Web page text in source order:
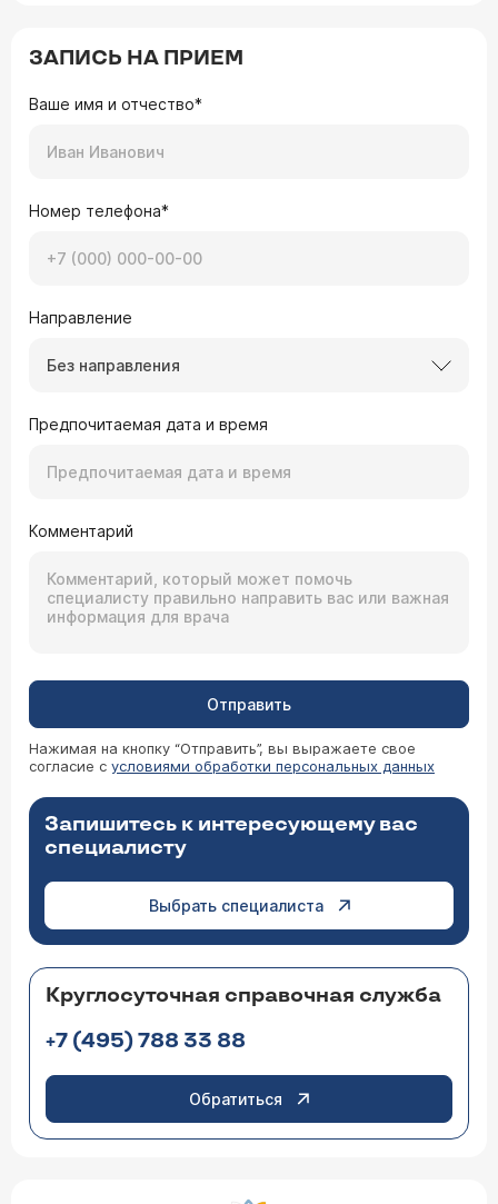
ЗАПИСЬ НА ПРИЕМ
Ваше имя и отчество*
Номер телефона*
Направление
Без направления
Предпочитаемая дата и время
Комментарий
Отправить
Нажимая на кнопку “Отправить”, вы выражаете свое
согласие с условиями обработки персональных данных
Запишитесь к интересующему вас
специалисту
Выбрать специалиста
Круглосуточная справочная служба
+7 (495) 788 33 88
Обратиться